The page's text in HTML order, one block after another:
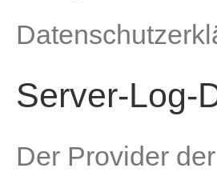
Server-Log-
Der Provider